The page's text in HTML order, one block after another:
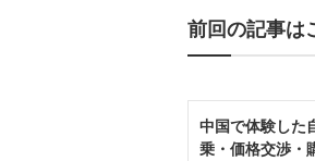
前回の記事は